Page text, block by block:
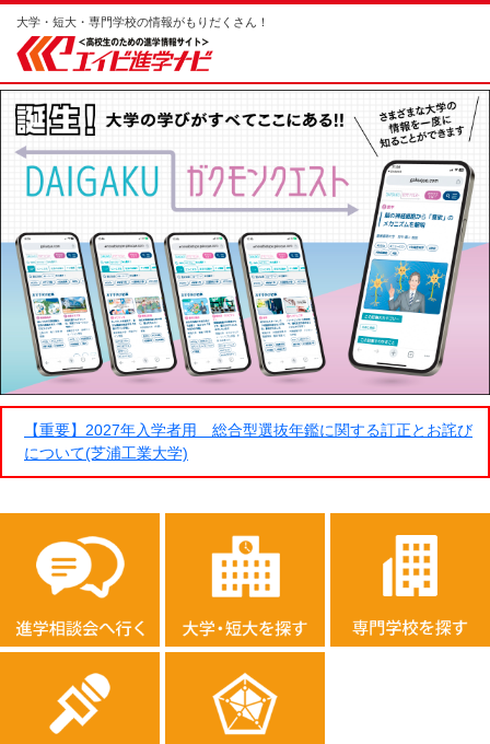
大学・短大・専門学校の情報がもりだくさん！
【重要】2027年入学者用 総合型選抜年鑑に関する訂正とお詫び
について(芝浦工業大学)